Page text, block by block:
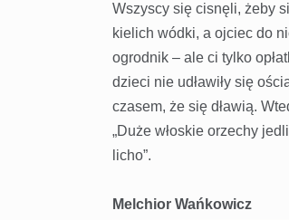
Wszyscy się cisnęli, żeby
kielich wódki, a ojciec do
ogrodnik – ale ci tylko
dzieci nie udławiły się
czasem, że się dławią.
„Duże włoskie orzechy
licho”.
Melchior Wańkowicz